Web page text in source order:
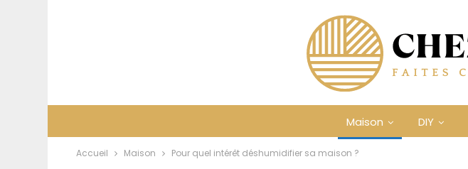
Maison DIY
Accueil Maison Pour quel intérêt déshumidifier sa maison ?